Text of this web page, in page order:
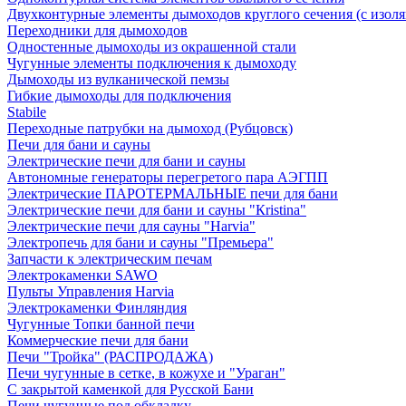
Двухконтурные элементы дымоходов круглого сечения (с
Переходники для дымоходов
Одностенные дымоходы из окрашенной стали
Чугунные элементы подключения к дымоходу
Дымоходы из вулканической пемзы
Гибкие дымоходы для подключения
Stabile
Переходные патрубки на дымоход (Рубцовск)
Печи для бани и сауны
Электрические печи для бани и сауны
Автономные генераторы перегретого пара АЭГПП
Электрические ПАРОТЕРМАЛЬНЫЕ печи для бани
Электрические печи для бани и сауны "Кristina"
Электрические печи для сауны "Harvia"
Электропечь для бани и сауны "Премьера"
Запчасти к электрическим печам
Электрокаменки SAWO
Пульты Управления Harvia
Электрокаменки Финляндия
Чугунные Топки банной печи
Коммерческие печи для бани
Печи "Тройка" (РАСПРОДАЖА)
Печи чугунные в сетке, в кожухе и "Ураган"
С закрытой каменкой для Русской Бани